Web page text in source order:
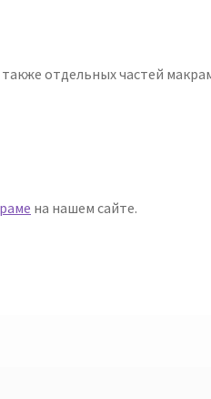
отдельных частей
на нашем сайте.